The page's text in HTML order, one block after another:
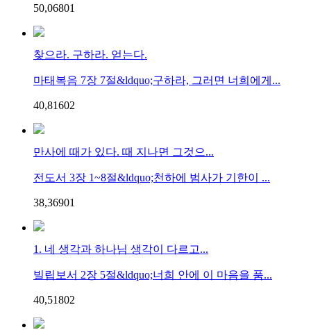
50,06801
찾으라. 구하라. 얻는다.
마태복음 7장 7절&ldquo;구하라, 그러면 너희에게...
40,81602
만사에 때가 있다. 때 지나면 그것으...
전도서 3장 1~8절&ldquo;천하에 범사가 기한이 ...
38,36901
1. 네 생각과 하나님 생각이 다르고...
빌립보서 2장 5절&ldquo;너희 안에 이 마음을 품...
40,51802